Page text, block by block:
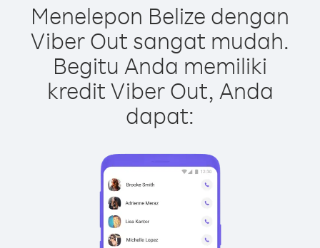
Menelepon Belize dengan
Viber Out sangat mudah.
Begitu Anda memiliki
kredit Viber Out, Anda
dapat: